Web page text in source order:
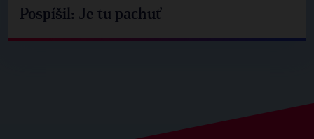
Pospíšil: Je tu pachuť